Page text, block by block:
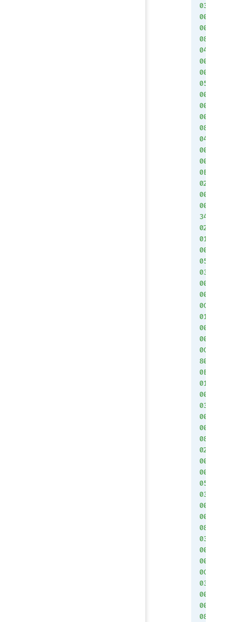
03
00
00
08
04
00
00
05
00
00
00
08
04
00
00
0E
02
00
00
34
02
01
00
05
03
00
00
0C
01
00
00
0C
80
0E
01
00
03
00
00
08
02
00
00
05
03
00
00
08
03
00
00
0C
03
00
00
08